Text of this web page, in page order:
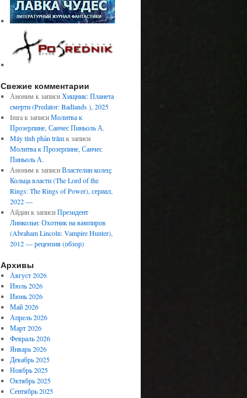
Свежие комментарии
Аноним к записиХищник: Планета
смерти (Predator: Badlands ), 2025
Imraк записиМолитва к
Прозерпине, Санчес Пиньоль А.
Máy tính phần trămк записи
Молитва к Прозерпине, Санчес
Пиньоль А.
Аноним к записиВластелин колец:
Кольца власти (The Lord of the
Rings: The Rings of Power), сериал,
2022 —
Айдинк записиПрезидент
Линкольн: Охотник на вампиров
(Abraham Lincoln: Vampire Hunter),
2012 — рецензия (обзор)
Архивы
Август 2026
Июль 2026
Июнь 2026
Май 2026
Апрель 2026
Март 2026
Февраль 2026
Январь 2026
Декабрь 2025
Ноябрь 2025
Октябрь 2025
Сентябрь 2025